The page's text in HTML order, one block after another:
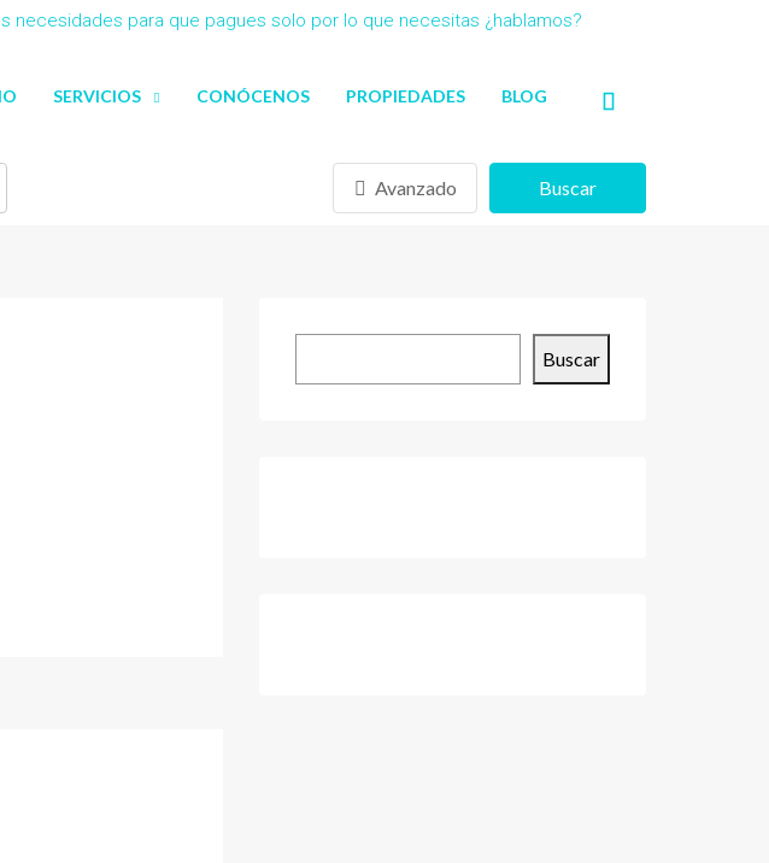
necesidades para que pagues solo por lo que necesitas ¿hablamos?
SERVICIOS CONÓCENOS PROPIEDADES BLOG
Avanzado Buscar
Buscar